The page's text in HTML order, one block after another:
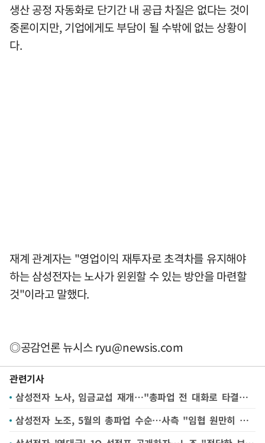
생산 공정 자동화로 단기간 내 공급 차질은 없다는 것이
중론이지만, 기업에게도 부담이 될 수밖에 없는 상황이
다.
재계 관계자는 "영업이익 재투자로 초격차를 유지해야
하는 삼성전자는 노사가 윈윈할 수 있는 방안을 마련할
것"이라고 말했다.
◎공감언론 뉴시스ryu@newsis.com
관련기사
삼성전자 노사, 임금교섭 재개…"총파업 전 대화로 타결되나"
삼성전자 노조, 5월의 총파업 수순…사측 "임협 원만히 마무리 되도록 최선"